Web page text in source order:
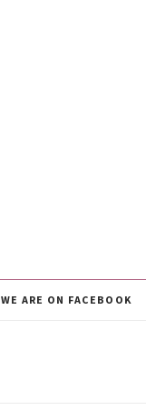
WE ARE ON FACEBOOK